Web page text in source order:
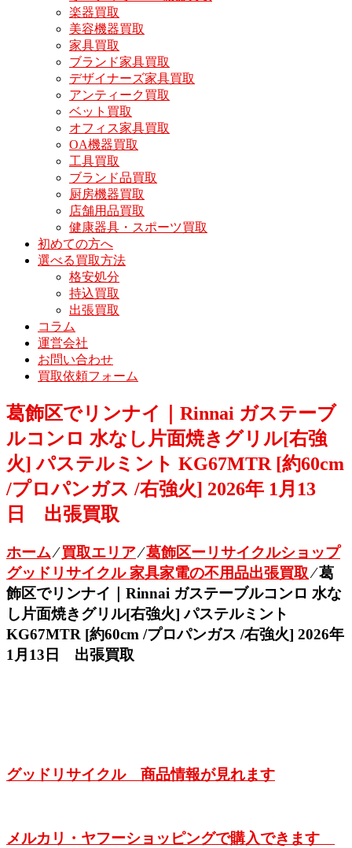
楽器買取
美容機器買取
家具買取
ブランド家具買取
デザイナーズ家具買取
アンティーク買取
ベット買取
オフィス家具買取
OA機器買取
工具買取
ブランド品買取
厨房機器買取
店舗用品買取
健康器具・スポーツ買取
初めての方へ
選べる買取方法
格安処分
持込買取
出張買取
コラム
運営会社
お問い合わせ
買取依頼フォーム
葛飾区でリンナイ｜Rinnai ガステーブ
ルコンロ 水なし片面焼きグリル[右強
火] パステルミント KG67MTR [約60cm
/プロパンガス /右強火] 2026年 1月13
日 出張買取
ホーム⁄買取エリア⁄葛飾区ーリサイクルショップ
グッドリサイクル 家具家電の不用品出張買取⁄葛
飾区でリンナイ｜Rinnai ガステーブルコンロ 水な
し片面焼きグリル[右強火] パステルミント
KG67MTR [約60cm /プロパンガス /右強火] 2026年
1月13日 出張買取
グッドリサイクル 商品情報が見れます
メルカリ・ヤフーショッピングで購入できます